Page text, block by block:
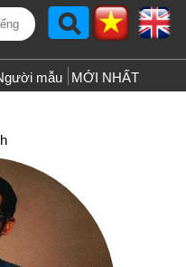
mẫu MỚI NHẤT